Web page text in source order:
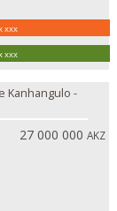
xxx
xxx
27 000 000AKZ